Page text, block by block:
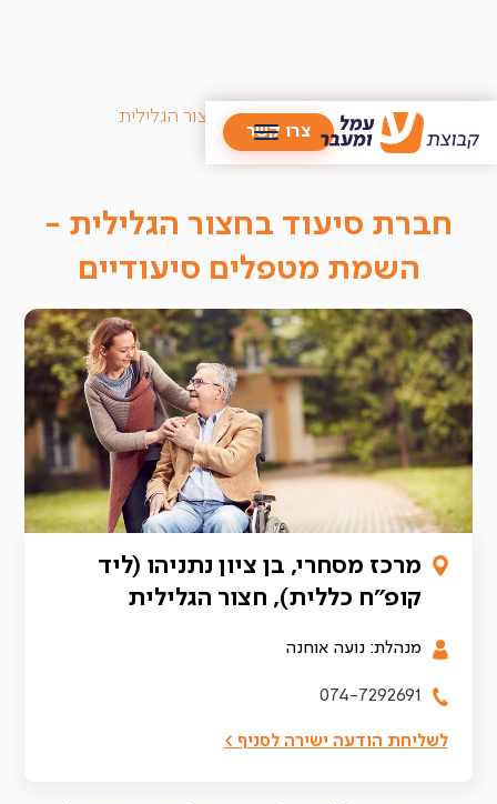
צרו קשר
מטפלים סיעודיים / סניף חצור הגלילית
חברת סיעוד בחצור הגלילית -
השמת מטפלים סיעודיים
מרכז מסחרי, בן ציון נתניהו (ליד
קופ״ח כללית), חצור הגלילית
מנהלת: נועה אוחנה
074-7292691
לשליחת הודעה ישירה לסניף >